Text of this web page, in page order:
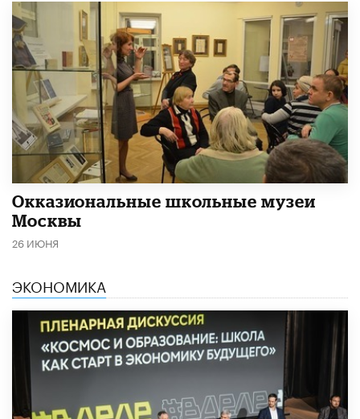
​Окказиональные школьные музеи
Москвы
26 ИЮНЯ
ЭКОНОМИКА